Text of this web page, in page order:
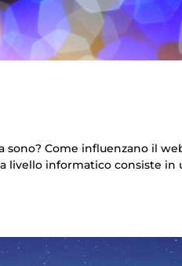
Come influenzano il
livello informatico consiste in